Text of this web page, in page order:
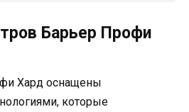
Барьер Профи
Хард оснащены
которые